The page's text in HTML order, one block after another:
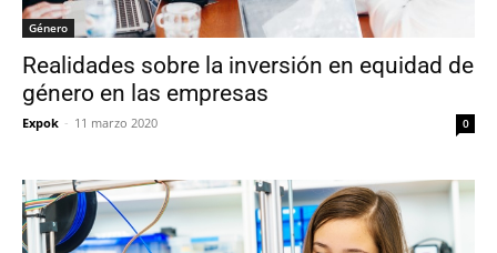
Género
Realidades sobre la inversión en equidad de
género en las empresas
Expok - 11 marzo 2020 0